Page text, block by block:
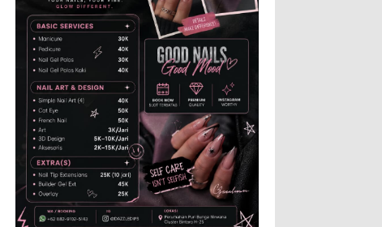
Anggota Karang Taruna Urunan
Demi Nobar Indonesia Lawan
Vietnam
Pertandingan sepakbola antara
Tim Indonesia dan Vietnam tidak dilewatkan
begitu saha oleh penggemar bola, termasuk
karang taruna bahkan mere...
Menko Zulhas Wajibkan Program
Makan Bergizi Gratis Menyerap
Bahan Pangan dari Desa